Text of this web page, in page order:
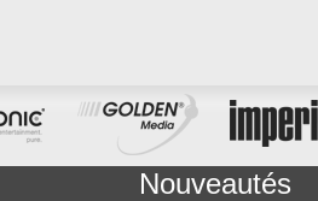
Nouveautés